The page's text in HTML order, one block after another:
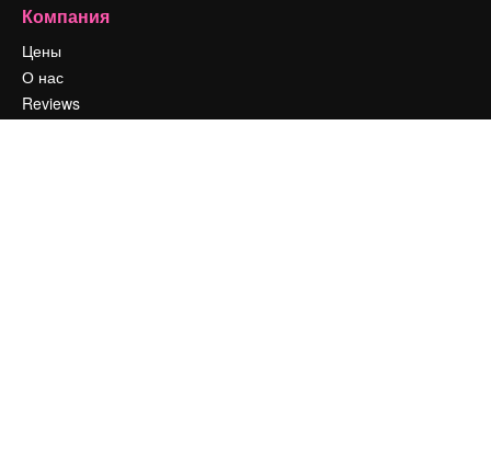
Компания
Цены
О нас
Reviews